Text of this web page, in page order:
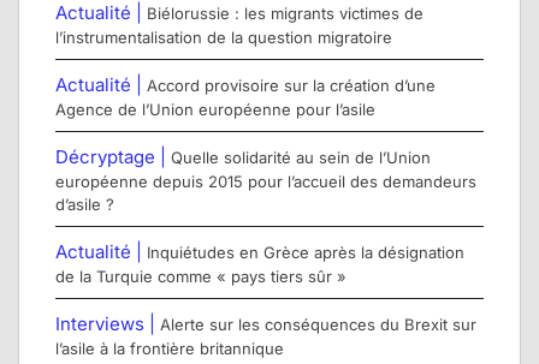
Actualité |
Biélorussie : les migrants victimes de
l’instrumentalisation de la question migratoire
Actualité | Accord provisoire sur la création d’une
Agence de l’Union européenne pour l’asile
Décryptage | Quelle solidarité au sein de l’Union
européenne depuis 2015 pour l’accueil des demandeurs
d’asile ?
Actualité |
Inquiétudes en Grèce après la désignation
de la Turquie comme « pays tiers sûr »
Interviews | Alerte sur les conséquences du Brexit sur
l’asile à la frontière britannique